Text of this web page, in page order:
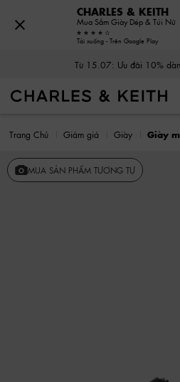
Từ 15.07: Ưu đãi 10%
Trang Chủ Giảm giá Giày
MUA SẢN PHẨM TƯƠNG TỰ
CHARLES & KEITH
Mua Sắm Giày Dép & Túi Nữ
Tải xuống - Trên Google Play